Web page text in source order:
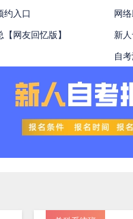
约入口
网
网友回忆版】
新
自